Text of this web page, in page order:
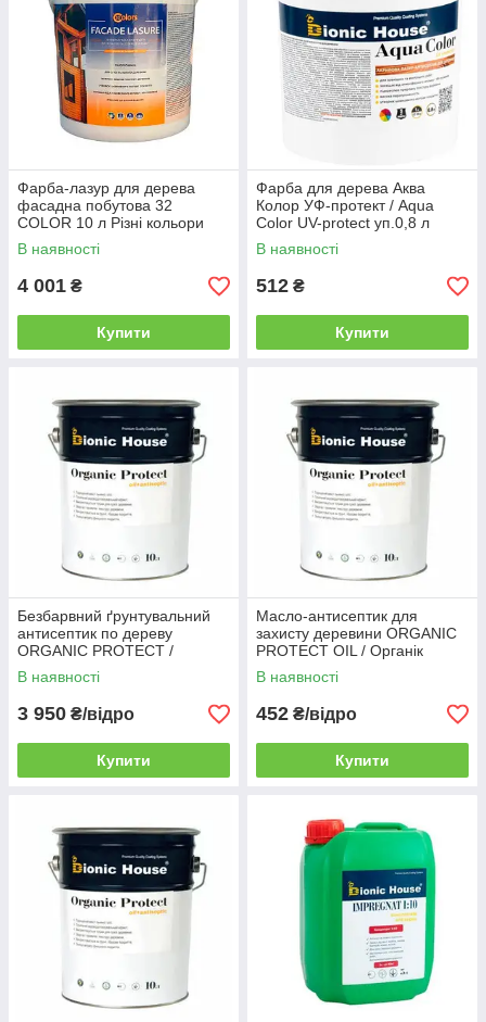
Фарба-лазур для дерева
фасадна побутова 32
COLOR 10 л Різні кольори
В наявності
4 001 ₴
Купити
Фарба для дерева Аква
Колор УФ-протект / Aqua
Color UV-protect уп.0,8 л
(різні кольори)
В наявності
512 ₴
Купити
Безбарвний ґрунтувальний
антисептик по дереву
ORGANIC PROTECT /
Органік Протект (уп. 10 л)
В наявності
3 950 ₴/відро
Купити
Масло-антисептик для
захисту деревини ORGANIC
PROTECT OIL / Органік
Протект Ойл (уп. 1 л)
В наявності
452 ₴/відро
Купити